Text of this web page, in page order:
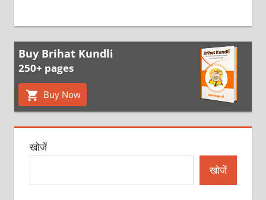
Buy Brihat Kundli
250+ pages
Buy Now
खोजें
खोजें